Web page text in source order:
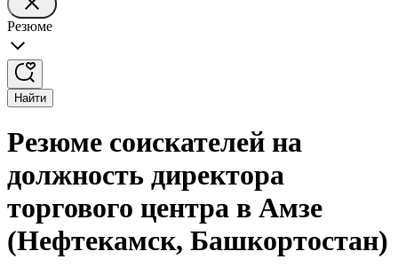
Резюме
Найти
Резюме соискателей на
должность директора
торгового центра в Амзе
(Нефтекамск, Башкортостан)